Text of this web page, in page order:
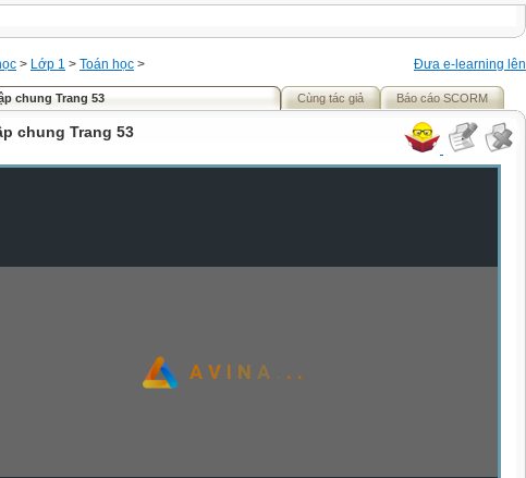
Đưa e-learning lên
> Lớp 1 > Toán học >
chung Trang 53 Cùng tác giả Báo cáo SCORM
chung Trang 53